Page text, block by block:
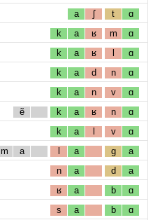
a ʃ t ɑ
k a ʁ m ɑ
k a ʁ l ɑ
k a d n ɑ
k a n v ɑ
ẽ k a ʁ n ɑ
k a l v ɑ
m a l a g a
n a d a
ʁ a b ɑ
s a b ɑ